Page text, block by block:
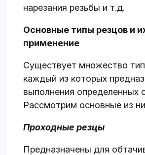
нарезания резьбы и т.д.
Основные типы резцов и
применение
Существует множество
каждый из которых
выполнения определенных
Рассмотрим основные из
Проходные резцы
Предназначены для